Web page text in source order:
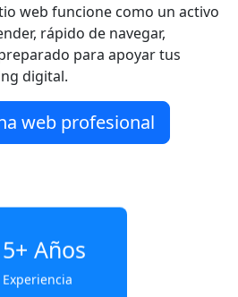
web funcione como un activo
rápido de navegar,
para apoyar tus
digital.
web profesional
Años
Experiencia